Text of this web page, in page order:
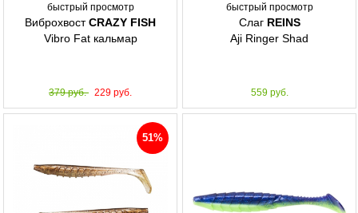
быстрый просмотр
ВиброхвостCRAZY FISH
Vibro Fat кальмар
379 руб. 229 руб.
быстрый просмотр
Слаг REINS
Aji Ringer Shad
559 руб.
51%